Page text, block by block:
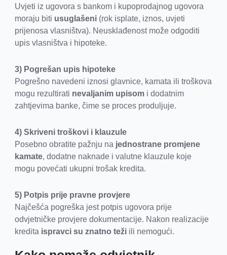
Uvjeti iz ugovora s bankom i kupoprodajnog ugovora
moraju biti usuglašeni(rok isplate, iznos, uvjeti
prijenosa vlasništva). Neusklađenost može odgoditi
upis vlasništva i hipoteke.
3) Pogrešan upis hipoteke
Pogrešno navedeni iznosi glavnice, kamata ili troškova
mogu rezultirati nevaljanim upisomi dodatnim
zahtjevima banke, čime se proces produljuje.
4) Skriveni troškovi i klauzule
Posebno obratite pažnju na jednostrane promjene
kamate, dodatne naknade i valutne klauzule koje
mogu povećati ukupni trošak kredita.
5) Potpis prije pravne provjere
Najčešća pogreška jest potpis ugovora prije
odvjetničke provjere dokumentacije. Nakon realizacije
kredita ispravci su znatno težiili nemogući.